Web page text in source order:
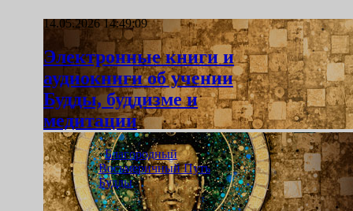
14.05.2026 14:49:09
Электронные книги и
аудиокниги об учении
Будды, буддизме и
медитации
«Благородный
Восьмеричный Путь
Будды»